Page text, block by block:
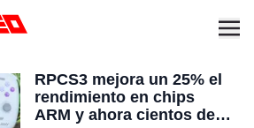
RPCS3 mejora un 25% el
rendimiento en chips
ARM y ahora cientos de